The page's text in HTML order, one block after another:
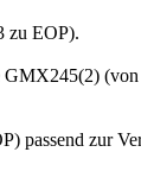
zu EOP).
zur